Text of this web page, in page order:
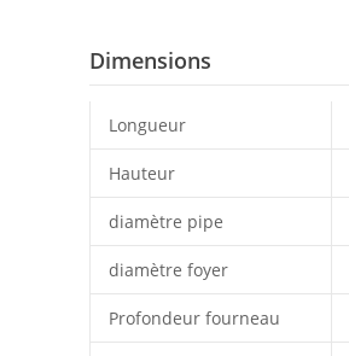
Dimensions
Longueur
Hauteur
diamètre pipe
diamètre foyer
Profondeur fourneau